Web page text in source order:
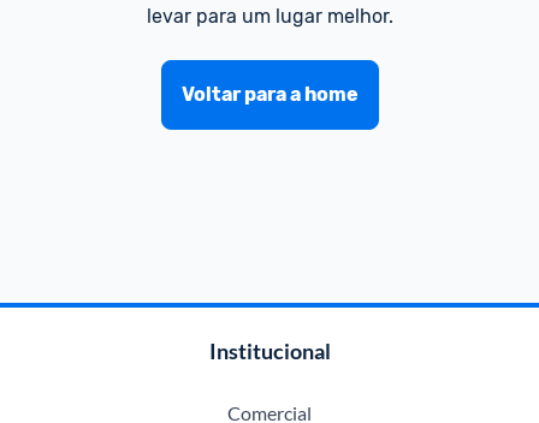
levar para um lugar melhor.
Voltar para a home
Institucional
Comercial